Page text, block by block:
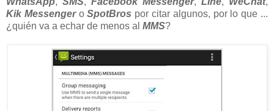
Kik MessengeroSpotBros por citar algunos, por lo que ...
¿quién va a echar de menos al MMS?